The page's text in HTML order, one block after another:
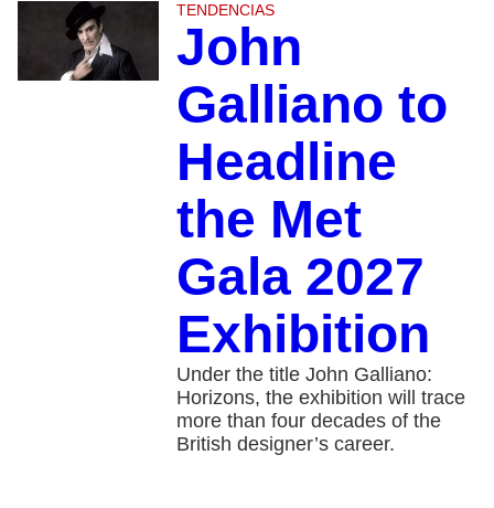
TENDENCIAS
John
Galliano to
Headline
the Met
Gala 2027
Exhibition
Under the title John Galliano:
Horizons, the exhibition will trace
more than four decades of the
British designer’s career.